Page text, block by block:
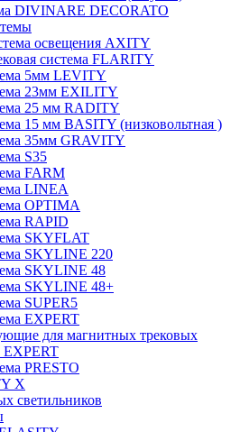
DIVINARE DECORATO
освещения AXITY
система FLARITY
5мм LEVITY
23мм EXILITY
25 мм RADITY
15 мм BASITY (низковольтная )
35мм GRAVITY
S35
FARM
LINEA
OPTIMA
RAPID
SKYFLAT
SKYLINE 220
SKYLINE 48
SKYLINE 48+
SUPER5
EXPERT
для магнитных трековых
PRESTO
X
светильников